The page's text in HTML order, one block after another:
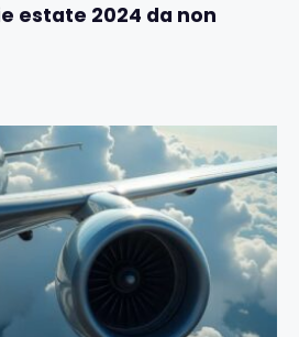
estate 2024 da non